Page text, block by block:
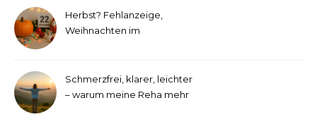
Herbst? Fehlanzeige,
Weihnachten im
Schmerzfrei, klarer, leichter
– warum meine Reha mehr